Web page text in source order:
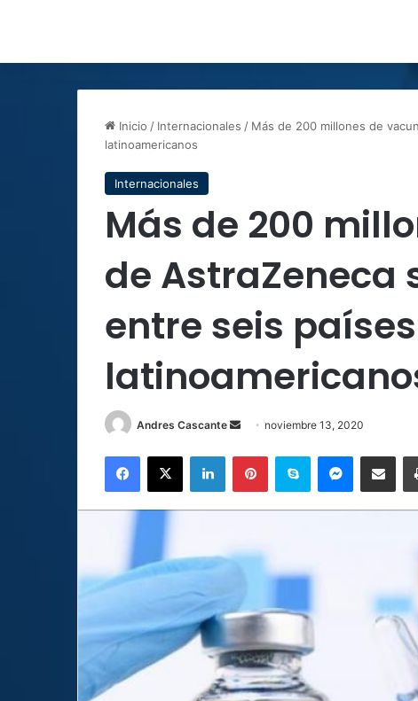
Inicio / Internacionales / Más de 200 millones de
latinoamericanos
Internacionales
Más de 200
de AstraZeneca
entre seis países
Andres Cascante
Send
email
noviembre 13, 2020
Facebook
X LinkedInPinterestSkype Messenger
Compartir